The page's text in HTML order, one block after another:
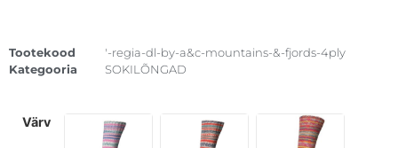
Tootekood
'-regia-dl-by-a&c-mountains-&-fjords-4ply
Kategooria
SOKILÕNGAD
värv